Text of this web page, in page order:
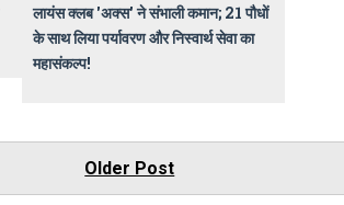
लायंस क्लब 'अक्स' ने संभाली कमान; 21 पौधों
के साथ लिया पर्यावरण और निस्वार्थ सेवा का
महासंकल्प!
Older Post